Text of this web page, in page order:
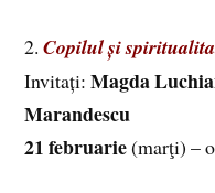
2.Copilul și
Invitați:Magda
Marandescu
21 februarie(marţi) –